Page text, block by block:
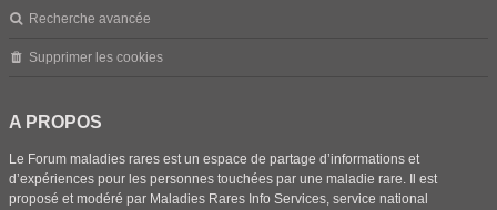
Recherche avancée
Supprimer les cookies
A PROPOS
Le Forum maladies rares est un espace de partage d’informations et
d’expériences pour les personnes touchées par une maladie rare. Il est
proposé et modéré par Maladies Rares Info Services, service national